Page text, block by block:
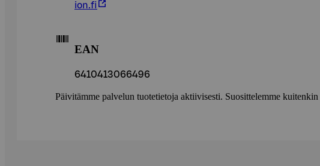
ion.fi
EAN
6410413066496
Päivitämme palvelun tuotetietoja aktiivisesti. Suosittelemme